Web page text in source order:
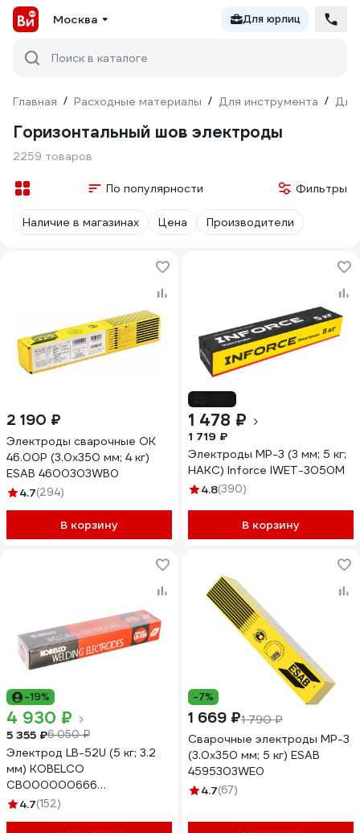
Москва Для юрлиц
Поиск в каталоге
Главная / Расходные материалы / Для инструмента / Для
Горизонтальный шов электроды
2259 товаров
По популярности Фильтры
Наличие в магазинах Цена Производители
2 190 ₽
Электроды сварочные OK
46.00P (3.0х350 мм; 4 кг)
ESAB 4600303WB0
4.7(294)
В корзину
1 478 ₽
1 719 ₽
Электроды МР-3 (3 мм; 5 кг;
НАКС) Inforce IWET-3050M
4.8(390)
В корзину
-19%
4 930 ₽
5 355 ₽6 050 ₽
Электрод LB-52U (5 кг; 3.2
мм) KOBELCO
СВ000000666
СВО00000666
4.7(152)
-7%
1 669 ₽1 790 ₽
Сварочные электроды МР-3
(3.0x350 мм; 5 кг) ESAB
4595303WE0
4.7(67)